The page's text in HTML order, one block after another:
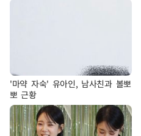
'마약 자숙' 유아인, 남사친과 볼뽀
뽀 근황